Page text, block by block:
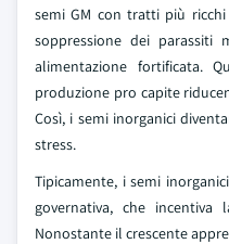
semi GM con tratti più
soppressione dei parassiti
alimentazione fortificata.
produzione pro capite
Così, i semi inorganici
stress.
Tipicamente, i semi
governativa, che
Nonostante il crescente